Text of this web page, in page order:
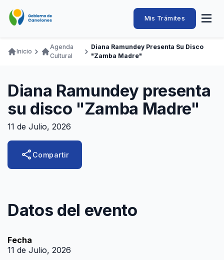
contenido
Intendencia
de
Canelones
Abrir
Navegación
Mis Trámites
Ingresar
Llamados Laborales
Adquisiciones
Teléfonos
Ruta
navegación
Inicio
Agenda
Cultural
Diana Ramundey Presenta Su Disco
"Zamba Madre"
Diana Ramundey presenta
su disco "Zamba Madre"
11 de Julio, 2026
share Compartir
Datos del evento
Fecha
11 de Julio, 2026